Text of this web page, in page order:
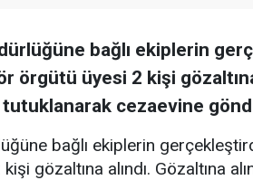
bağlı ekiplerin
örgütü üyesi 2 kişi gözaltına
tutuklanarak cezaevine
bağlı ekiplerin
gözaltına alındı. Gözaltına